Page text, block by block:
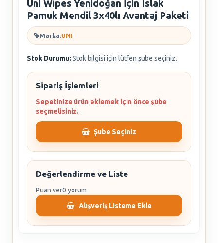
Uni Wipes Yenidoğan İçin Islak
Pamuk Mendil 3x40lı Avantaj Paketi
Marka:UNI
Stok Durumu: Stok bilgisi için lütfen şube seçiniz.
Sipariş İşlemleri
Sepetinize ürün eklemek için önce şube
seçmelisiniz.
Şube Seçiniz
Değerlendirme ve Liste
Puan ver0 yorum
Alışveriş Listeme Ekle